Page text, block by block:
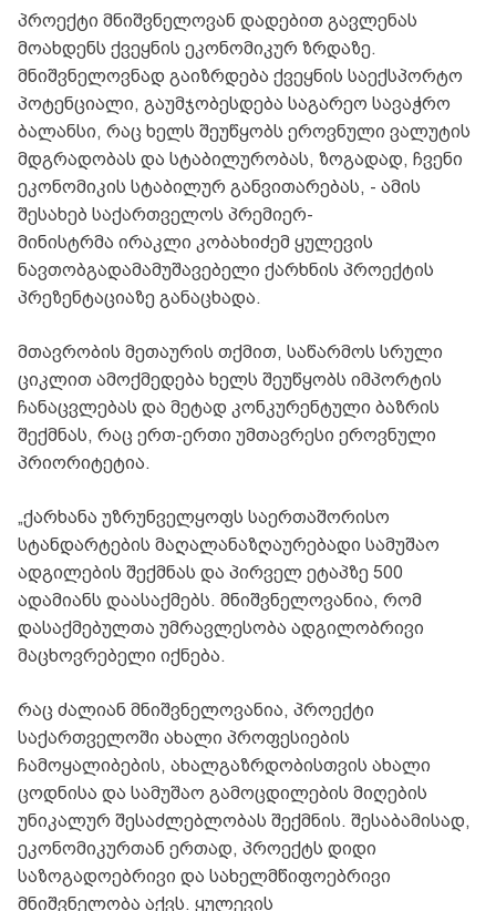
პროექტი მნიშვნელოვან დადებით გავლენას
მოახდენს ქვეყნის ეკონომიკურ ზრდაზე.
მნიშვნელოვნად გაიზრდება ქვეყნის საექსპორტო
პოტენციალი, გაუმჯობესდება საგარეო სავაჭრო
ბალანსი, რაც ხელს შეუწყობს ეროვნული ვალუტის
მდგრადობას და სტაბილურობას, ზოგადად, ჩვენი
ეკონომიკის სტაბილურ განვითარებას, - ამის
შესახებ საქართველოს პრემიერ-
მინისტრმა ირაკლი კობახიძემ ყულევის
ნავთობგადამამუშავებელი ქარხნის პროექტის
პრეზენტაციაზე განაცხადა.
მთავრობის მეთაურის თქმით, საწარმოს სრული
ციკლით ამოქმედება ხელს შეუწყობს იმპორტის
ჩანაცვლებას და მეტად კონკურენტული ბაზრის
შექმნას, რაც ერთ-ერთი უმთავრესი ეროვნული
პრიორიტეტია.
„ქარხანა უზრუნველყოფს საერთაშორისო
სტანდარტების მაღალანაზღაურებადი სამუშაო
ადგილების შექმნას და პირველ ეტაპზე 500
ადამიანს დაასაქმებს. მნიშვნელოვანია, რომ
დასაქმებულთა უმრავლესობა ადგილობრივი
მაცხოვრებელი იქნება.
რაც ძალიან მნიშვნელოვანია, პროექტი
საქართველოში ახალი პროფესიების
ჩამოყალიბების, ახალგაზრდობისთვის ახალი
ცოდნისა და სამუშაო გამოცდილების მიღების
უნიკალურ შესაძლებლობას შექმნის. შესაბამისად,
ეკონომიკურთან ერთად, პროექტს დიდი
საზოგადოებრივი და სახელმწიფოებრივი
მნიშვნელობა აქვს. ყულევის